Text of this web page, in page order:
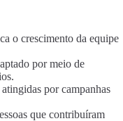
o crescimento da equipe
por meio de
por campanhas
que contribuíram